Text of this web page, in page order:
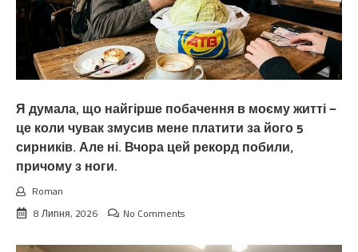
Я думала, що найгірше побачення в моєму житті —
це коли чувак змусив мене платити за його 5
сирників. Але ні. Вчора цей рекорд побили,
причому з ноги.
Roman
8 Липня, 2026
No Comments